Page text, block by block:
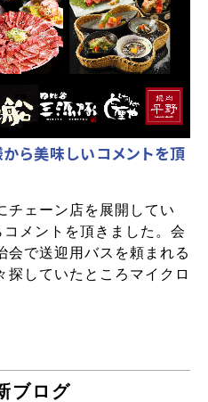
ら美味しいコメントを頂
チェーン店を展開してい
コメントを頂きました。会
会で送迎用バスを頼まれる
探していたところマイクロ
ブログ